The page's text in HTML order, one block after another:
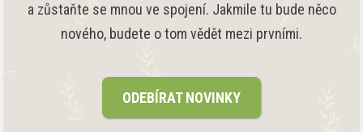
a zůstaňte se mnou ve spojení. Jakmile tu bude něco
nového, budete o tom vědět mezi prvními.
ODEBÍRAT NOVINKY